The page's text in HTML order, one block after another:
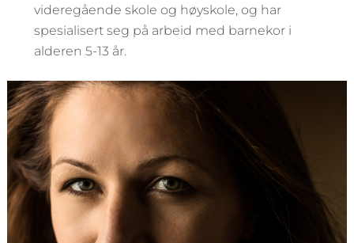
videregående skole og høyskole, og har
spesialisert seg på arbeid med barnekor i
alderen 5-13 år.